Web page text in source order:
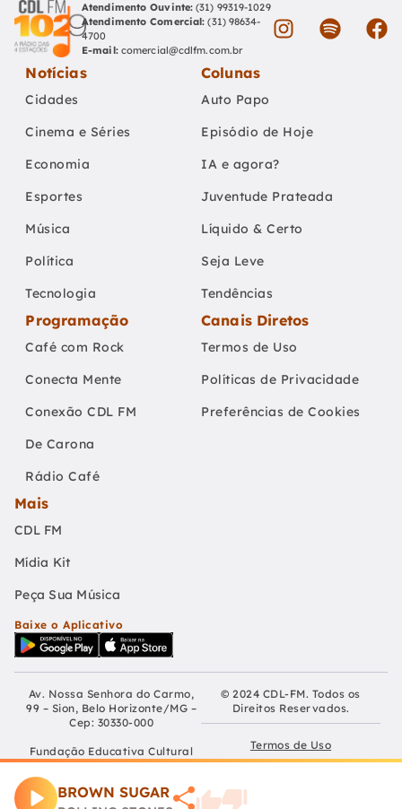
BROWN SUGAR
Atendimento Ouvinte: (31) 99319-1029
Atendimento Comercial: (31) 98634-
4700
E-mail: comercial@cdlfm.com.br
Notícias
Cidades
Cinema e Séries
Economia
Esportes
Música
Política
Tecnologia
Colunas
Auto Papo
Episódio de Hoje
IA e agora?
Juventude Prateada
Líquido & Certo
Seja Leve
Tendências
Programação
Café com Rock
Conecta Mente
Conexão CDL FM
De Carona
Rádio Café
Canais Diretos
Termos de Uso
Políticas de Privacidade
Preferências de Cookies
Mais
CDL FM
Mídia Kit
Peça Sua Música
Baixe o Aplicativo
Av. Nossa Senhora do Carmo,
99 – Sion, Belo Horizonte/MG –
Cep: 30330-000
Fundação Educativa Cultural
Câmara De Dirigentes Lojistas
CNPJ: 04.210.060/0001-90
© 2024 CDL-FM. Todos os
Direitos Reservados.
Termos de Uso
Preferências de Cookies